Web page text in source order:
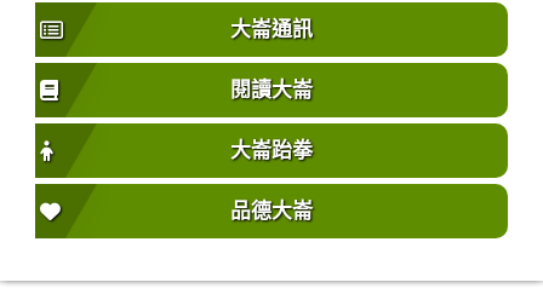
大崙通訊
閱讀大崙
大崙跆拳
品德大崙